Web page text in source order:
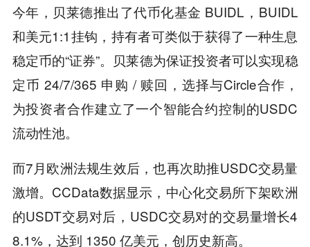
今年，贝莱德推出了代币化基金 BUIDL，BUIDL
和美元1:1挂钩，持有者可类似于获得了一种生息
稳定币的“证券”。贝莱德为保证投资者可以实现稳
定币 24/7/365 申购 / 赎回，选择与Circle合作，
为投资者合作建立了一个智能合约控制的USDC
流动性池。
而7月欧洲法规生效后，也再次助推USDC交易量
激增。CCData数据显示，中心化交易所下架欧洲
的USDT交易对后，USDC交易对的交易量增长4
8.1%，达到 1350 亿美元，创历史新高。